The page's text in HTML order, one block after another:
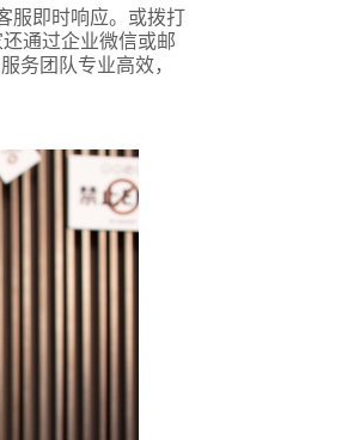
服即时响应。或拨打
通过企业微信或邮
务团队专业高效，